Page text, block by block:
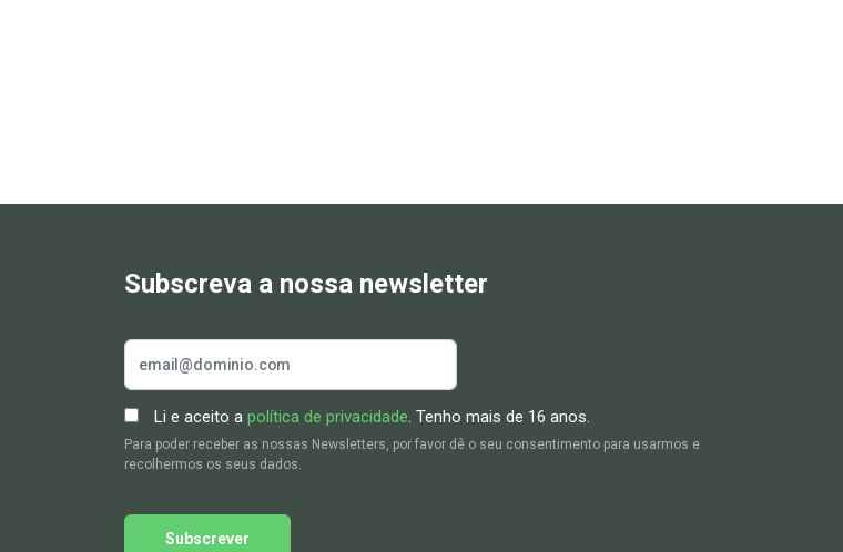
Subscreva a nossa newsletter
Li e aceito a política de privacidade. Tenho mais de 16 anos.
Para poder receber as nossas Newsletters, por favor dê o seu consentimento para usarmos e
recolhermos os seus dados.
Subscrever